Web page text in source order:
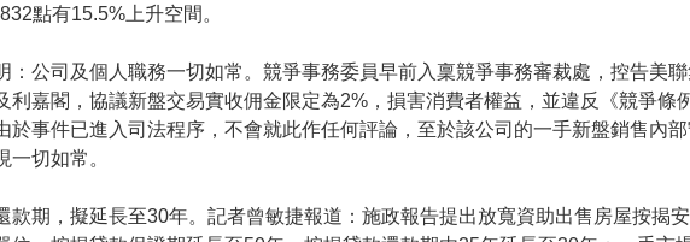
點有15.5%上升空間。
：公司及個人職務一切如常。競爭事務委員早前入稟競爭事務審裁處，控告美
利嘉閣，協議新盤交易實收佣金限定為2%，損害消費者權益，並違反《競爭
於事件已進入司法程序，不會就此作任何評論，至於該公司的一手新盤銷售內
切如常。
款期，擬延長至30年。記者曾敏捷報道：施政報告提出放寬資助出售房屋按